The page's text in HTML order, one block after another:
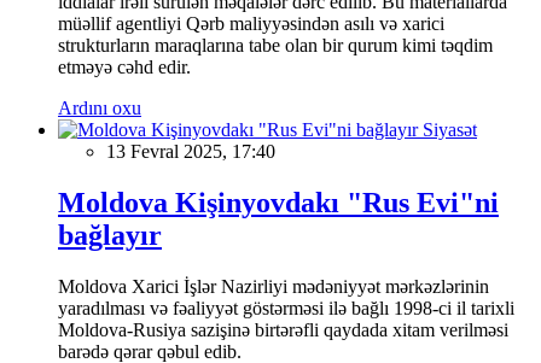
müəllif agentliyi Qərb maliyyəsindən asılı və xarici
strukturların maraqlarına tabe olan bir qurum kimi təqdim
etməyə cəhd edir.
Ardını oxu
Siyasət
13 Fevral 2025, 17:40
Moldova Kişinyovdakı "Rus Evi"ni
bağlayır
Moldova Xarici İşlər Nazirliyi mədəniyyət mərkəzlərinin
yaradılması və fəaliyyət göstərməsi ilə bağlı 1998-ci il tarixli
Moldova-Rusiya sazişinə birtərəfli qaydada xitam verilməsi
barədə qərar qəbul edib.